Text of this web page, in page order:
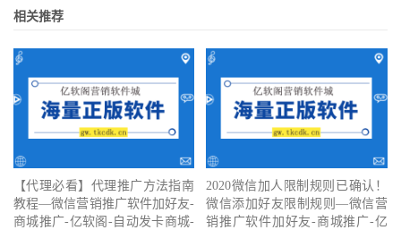
相关推荐
【代理必看】‍代理推广方法指南
教程—微信营销推广软件加好友-
商城推广-亿软阁-自动发卡商城-
2020微信加人限制规则已确认！
微信添加好友限制规则—微信营
销推广软件加好友-商城推广-亿